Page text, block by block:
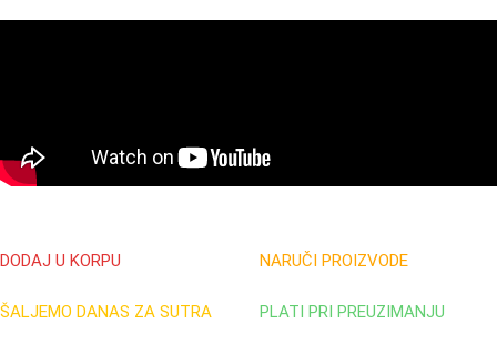
DODAJ U KORPU NARUČI PROIZVODE
ŠALJEMO DANAS ZA SUTRA PLATI PRI PREUZIMANJU